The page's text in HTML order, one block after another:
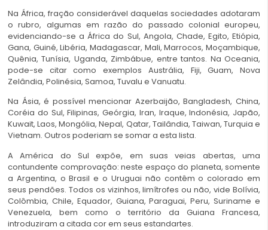
Na África, fração considerável daquelas sociedades adotaram
o rubro, algumas em razão do passado colonial europeu,
evidenciando-se a África do Sul, Angola, Chade, Egito, Etiópia,
Gana, Guiné, Libéria, Madagascar, Mali, Marrocos, Moçambique,
Quênia, Tunísia, Uganda, Zimbábue, entre tantos. Na Oceania,
pode-se citar como exemplos Austrália, Fiji, Guam, Nova
Zelândia, Polinésia, Samoa, Tuvalu e Vanuatu.
Na Ásia, é possível mencionar Azerbaijão, Bangladesh, China,
Coréia do Sul, Filipinas, Geórgia, Iran, Iraque, Indonésia, Japão,
Kuwait, Laos, Mongólia, Nepal, Qatar, Tailândia, Taiwan, Turquia e
Vietnam. Outros poderiam se somar a esta lista.
A América do Sul expõe, em suas veias abertas, uma
contundente comprovação: neste espaço do planeta, somente
a Argentina, o Brasil e o Uruguai não contêm o colorado em
seus pendões. Todos os vizinhos, limítrofes ou não, vide Bolívia,
Colômbia, Chile, Equador, Guiana, Paraguai, Peru, Suriname e
Venezuela, bem como o território da Guiana Francesa,
introduziram a citada cor em seus estandartes.